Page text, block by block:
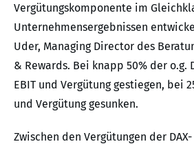
Vergütungskomponente im
Unternehmensergebnissen
Uder, Managing Director des
& Rewards. Bei knapp 50% der o.g.
EBIT und Vergütung gestiegen, bei
und Vergütung gesunken.
Zwischen den Vergütungen der DAX-